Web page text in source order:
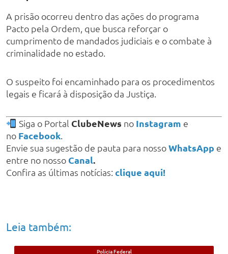
A prisão ocorreu dentro das ações do programa
Pacto pela Ordem, que busca reforçar o
cumprimento de mandados judiciais e o combate à
criminalidade no estado.
O suspeito foi encaminhado para os procedimentos
legais e ficará à disposição da Justiça.
Siga o Portal ClubeNews no Instagram e
no Facebook.
Envie sua sugestão de pauta para nossoWhatsApp e
entre no nosso Canal.
Confira as últimas notícias: clique aqui!
Leia também:
Polícia Federal